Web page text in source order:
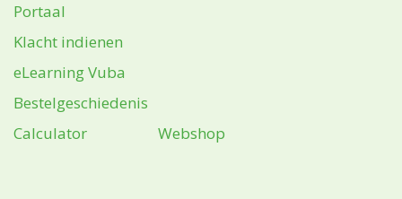
Portaal
Klacht indienen
eLearning Vuba
Bestelgeschiedenis
Calculator
Webshop